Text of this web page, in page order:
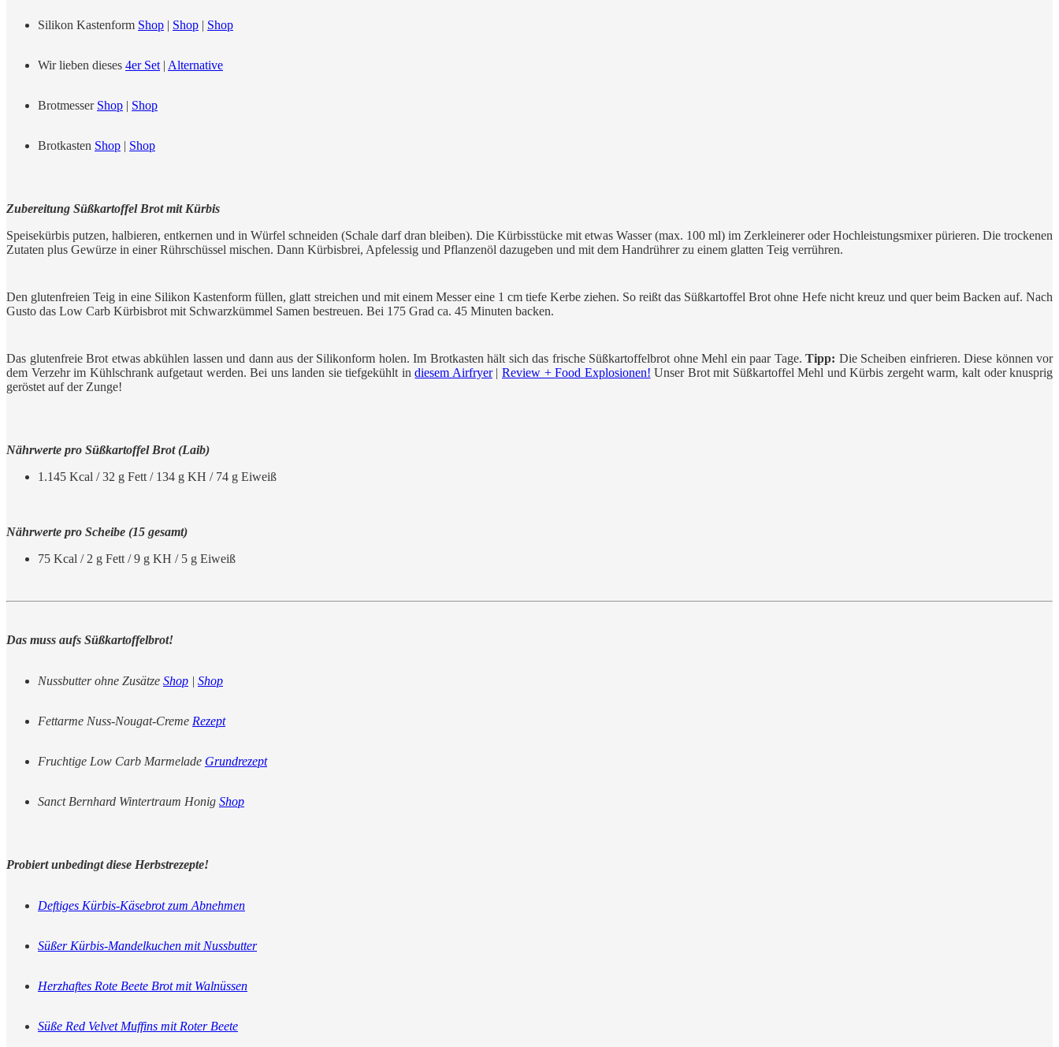
Silikon Kastenform Shop | Shop | Shop
Wir lieben dieses 4er Set | Alternative
Brotmesser Shop | Shop
Brotkasten Shop | Shop
Zubereitung Süßkartoffel Brot mit Kürbis
Speisekürbis putzen, halbieren, entkernen und in Würfel schneiden (Schale darf dran bleiben). Die Kürbisstücke mit etwas Wasser (max. 100 ml) im Zerkleinerer oder Hochleistungsmixer pürieren. Die trockenen
Zutaten plus Gewürze in einer Rührschüssel mischen. Dann Kürbisbrei, Apfelessig und Pflanzenöl dazugeben und mit dem Handrührer zu einem glatten Teig verrühren.
Den glutenfreien Teig in eine Silikon Kastenform füllen, glatt streichen und mit einem Messer eine 1 cm tiefe Kerbe ziehen. So reißt das Süßkartoffel Brot ohne Hefe nicht kreuz und quer beim Backen auf. Nach
Gusto das Low Carb Kürbisbrot mit Schwarzkümmel Samen bestreuen. Bei 175 Grad ca. 45 Minuten backen.
Das glutenfreie Brot etwas abkühlen lassen und dann aus der Silikonform holen. Im Brotkasten hält sich das frische Süßkartoffelbrot ohne Mehl ein paar Tage. Tipp: Die Scheiben einfrieren. Diese können vor
dem Verzehr im Kühlschrank aufgetaut werden. Bei uns landen sie tiefgekühlt indiesem Airfryer|Review + Food Explosionen! Unser Brot mit Süßkartoffel Mehl und Kürbis zergeht warm, kalt oder knusprig
geröstet auf der Zunge!
Nährwerte pro Süßkartoffel Brot (Laib)
1.145 Kcal / 32 g Fett / 134 g KH / 74 g Eiweiß
Nährwerte pro Scheibe (15 gesamt)
75 Kcal / 2 g Fett / 9 g KH / 5 g Eiweiß
Das muss aufs Süßkartoffelbrot!
Nussbutter ohne Zusätze Shop | Shop
Fettarme Nuss-Nougat-Creme Rezept
Fruchtige Low Carb Marmelade Grundrezept
Sanct Bernhard Wintertraum Honig Shop
Probiert unbedingt diese Herbstrezepte!
Deftiges Kürbis-Käsebrot zum Abnehmen
Süßer Kürbis-Mandelkuchen mit Nussbutter
Herzhaftes Rote Beete Brot mit Walnüssen
Süße Red Velvet Muffins mit Roter Beete